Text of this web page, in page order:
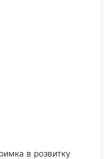
в розвитку